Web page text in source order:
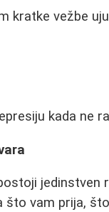
kratke vežbe
kada ne
jedinstven
što vam prija,